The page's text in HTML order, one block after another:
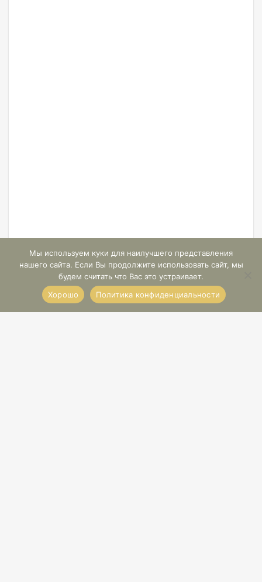
Мы используем куки для наилучшего представления
нашего сайта. Если Вы продолжите использовать сайт, мы
будем считать что Вас это устраивает.
Хорошо
Политика конфиденциальности